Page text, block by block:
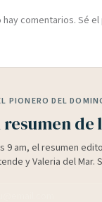
hay comentarios. Sé
PIONERO DEL
de
9 am, el resumen
y Valeria del Mar.